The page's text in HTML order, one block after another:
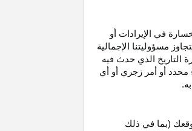
خسارة في الإيرادات أو
مسؤوليتنا الإجمالية
التاريخ الذي حدث فيه
أو أمر زجري أو أي
(بما في ذلك